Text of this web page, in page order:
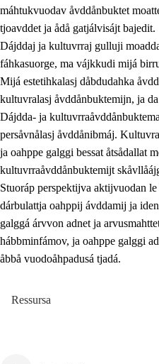
máhtukvuodav åvddånbuktet
tjoavddet ja ådå gatjálvisájt bajedit.
Dájddaj ja kultuvrraj gulluji
fáhkasuorge, ma vájkkudi mijá
Mijá estetihkalasj dåbdudahka
kultuvralasj åvddånbuktemijn, ja
Dájdda- ja
persåvnålasj åvddånibmáj.
ja oahppe galggi bessat åtsådallat
kultuvrraåvddånbuktemijt
Stuoráp perspektijva aktijvuodan
dárbulattja oahppij ávddamij ja
galggá árvvon adnet ja
hábbminfámov, ja oahppe galggi
åbbå vuodoåhpadusá tjadá.
Ressursa